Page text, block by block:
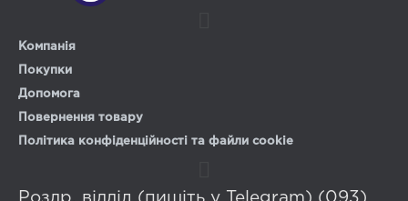
Компанія
Покупки
Допомога
Повернення товару
Політика конфіденційності та файли cookie
Роздр. відділ (пишіть у Telegram) (093)